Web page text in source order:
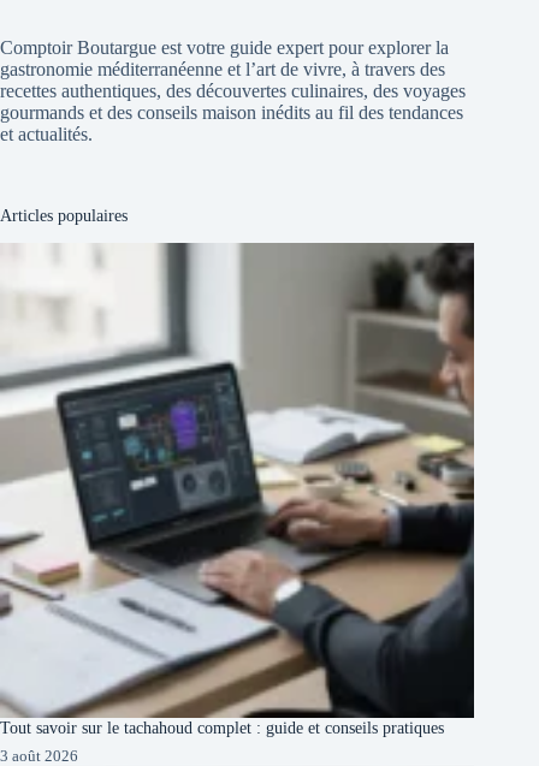
Comptoir Boutargue est votre guide expert pour explorer la
gastronomie méditerranéenne et l’art de vivre, à travers des
recettes authentiques, des découvertes culinaires, des voyages
gourmands et des conseils maison inédits au fil des tendances
et actualités.
Articles populaires
Tout savoir sur le tachahoud complet : guide et conseils pratiques
3 août 2026